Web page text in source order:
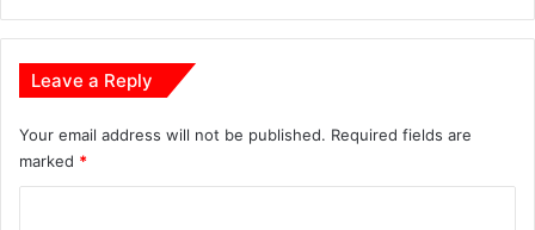
र्रा
डी
वृ
क्षा
रो
Leave a Reply
Your email address will not be published. Required fields are
marked *